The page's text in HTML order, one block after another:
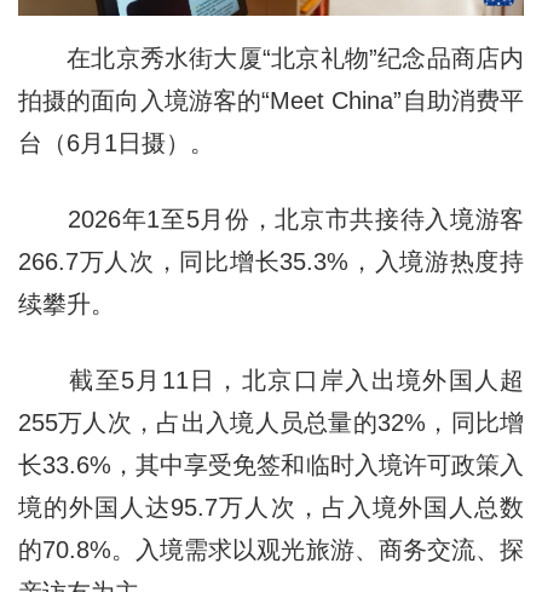
在北京秀水街大厦“北京礼物”纪念品商店内
拍摄的面向入境游客的“Meet China”自助消费平
台（6月1日摄）。
2026年1至5月份，北京市共接待入境游客
266.7万人次，同比增长35.3%，入境游热度持
续攀升。
截至5月11日，北京口岸入出境外国人超
255万人次，占出入境人员总量的32%，同比增
长33.6%，其中享受免签和临时入境许可政策入
境的外国人达95.7万人次，占入境外国人总数
的70.8%。入境需求以观光旅游、商务交流、探